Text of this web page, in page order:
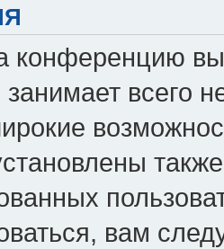
конференцию
всего
вам